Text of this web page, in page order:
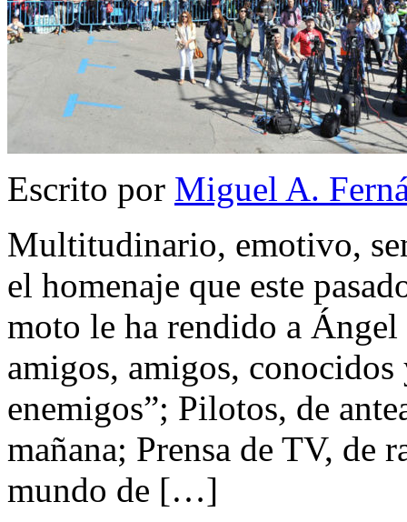
Escrito por Miguel A.
Multitudinario, emotivo,
el homenaje que este
moto le ha rendido a
amigos, amigos, conocidos
enemigos”; Pilotos, de
mañana; Prensa de TV, de
mundo de […]